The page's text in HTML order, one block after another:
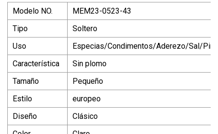
Modelo NO.
MEM23-0523-43
Tipo
Soltero
Uso
Especias/Condimentos/Aderezo/Sal/
Característica
Sin plomo
Tamaño
Pequeño
Estilo
europeo
Diseño
Clásico